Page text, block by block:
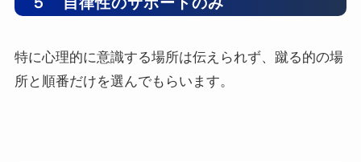
特に心理的に意識する場所は伝えられず、蹴る的の場
所と順番だけを選んでもらいます。